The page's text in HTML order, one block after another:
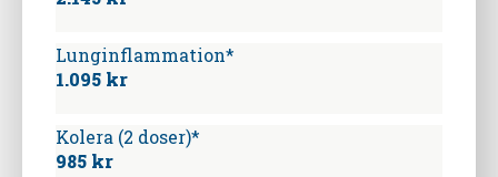
Lunginflammation*
1.095 kr
Kolera (2 doser)*
985 kr